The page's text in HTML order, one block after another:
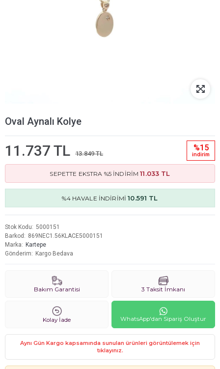
Oval Aynalı Kolye
11.737 TL 13.849 TL
%15
i̇ndi̇ri̇m
SEPETTE EKSTRA %5 İNDİRİM11.033 TL
%4 HAVALE İNDİRİMİ10.591 TL
Stok Kodu
5000151
Barkod
869NEC1.56KLACE5000151
Marka
Kartepe
Gönderim
Kargo Bedava
Bakım Garantisi 3 Taksit İmkanı
Kolay İade WhatsApp'dan Sipariş Oluştur
Aynı Gün Kargo kapsamında sunulan ürünleri görüntülemek için
tıklayınız.